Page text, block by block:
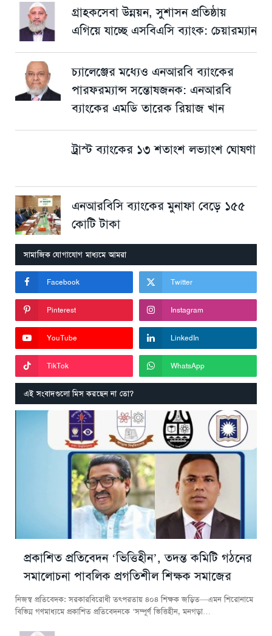
গ্রাহকসেবা উন্নয়ন, সুশাসন প্রতিষ্ঠায়
এগিয়ে যাচ্ছে এসবিএসি ব্যাংক: চেয়ারম্যান
চ্যালেঞ্জের মধ্যেও এনআরবি ব্যাংকের
পারফরম্যান্স সন্তোষজনক: এনআরবি
ব্যাংকের এমডি তারেক রিয়াজ খান
ট্রাস্ট ব্যাংকের ১৩ শতাংশ লভ্যাংশ ঘোষণা
এনআরবিসি ব্যাংকের মুনাফা বেড়ে ১৫৫
কোটি টাকা
সামাজিক যোগাযোগ মাধ্যমে আমরা
Facebook Twitter
Pinterest Instagram
YouTube LinkedIn
TikTok WhatsApp
এই সংবাদগুলো মিস করছেন না তো?
প্রকাশিত প্রতিবেদন ‘ভিত্তিহীন’, তদন্ত কমিটি গঠনের
সমালোচনা পাবলিক প্রগতিশীল শিক্ষক সমাজের
নিজস্ব প্রতিবেদক: সরকারবিরোধী তৎপরতায় ৪০৪ শিক্ষক জড়িত—এমন শিরোনামে
বিভিন্ন গণমাধ্যমে প্রকাশিত প্রতিবেদনকে ‘সম্পূর্ণ ভিত্তিহীন, মনগড়া…